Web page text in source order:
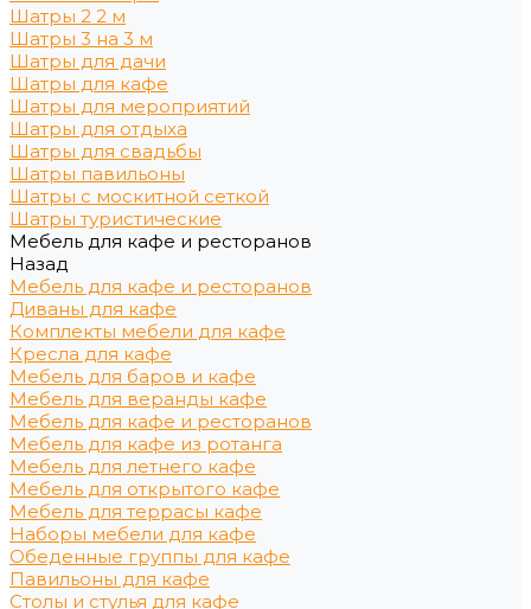
Шатры 2 2 м
Шатры 3 на 3 м
Шатры для дачи
Шатры для кафе
Шатры для мероприятий
Шатры для отдыха
Шатры для свадьбы
Шатры павильоны
Шатры с москитной сеткой
Шатры туристические
Мебель для кафе и ресторанов
Назад
Мебель для кафе и ресторанов
Диваны для кафе
Комплекты мебели для кафе
Кресла для кафе
Мебель для баров и кафе
Мебель для веранды кафе
Мебель для кафе и ресторанов
Мебель для кафе из ротанга
Мебель для летнего кафе
Мебель для открытого кафе
Мебель для террасы кафе
Наборы мебели для кафе
Обеденные группы для кафе
Павильоны для кафе
Столы и стулья для кафе